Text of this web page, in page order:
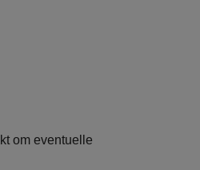
om eventuelle